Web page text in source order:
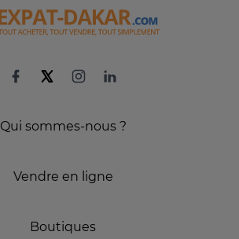
Qui sommes-nous ?
Vendre en ligne
Boutiques